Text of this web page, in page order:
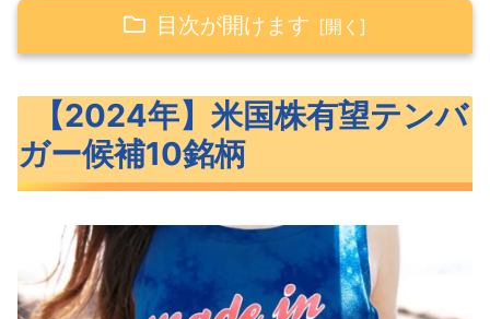
目次が開けます
柄
2024年米国株テンバガー候補の10銘柄
柄概要
CRWD（クラウドストライク）概要
【2024年】米国株有望テンバ
ガー候補10銘柄